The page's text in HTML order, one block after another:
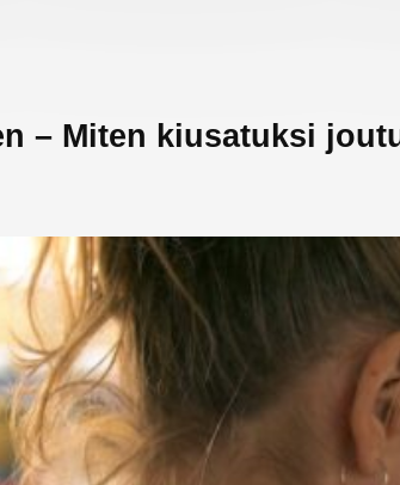
– Miten kiusatuksi